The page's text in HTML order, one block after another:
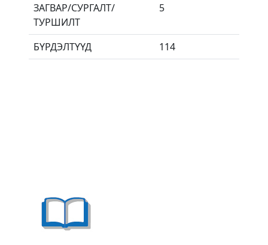
ЗАГВАР/СУРГАЛТ/
ТУРШИЛТ
5
БҮРДЭЛТҮҮД 114